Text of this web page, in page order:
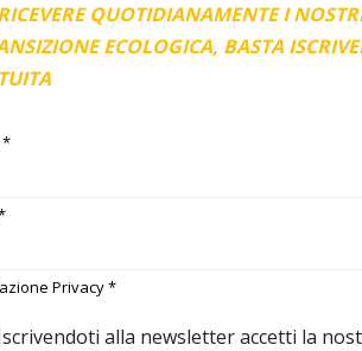
QUOTIDIANAMENTE I
ECOLOGICA, BASTA
*
Privacy*
alla newsletter accetti la